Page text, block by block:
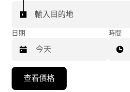
輸入目的地
日期
下
時間
查看價格